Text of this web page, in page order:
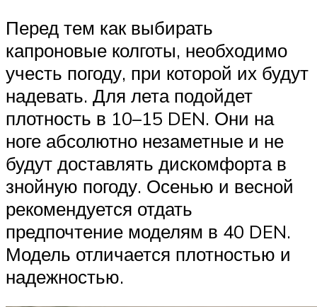
Перед тем как выбирать
капроновые колготы, необходимо
учесть погоду, при которой их будут
надевать. Для лета подойдет
плотность в 10–15 DEN. Они на
ноге абсолютно незаметные и не
будут доставлять дискомфорта в
знойную погоду. Осенью и весной
рекомендуется отдать
предпочтение моделям в 40 DEN.
Модель отличается плотностью и
надежностью.